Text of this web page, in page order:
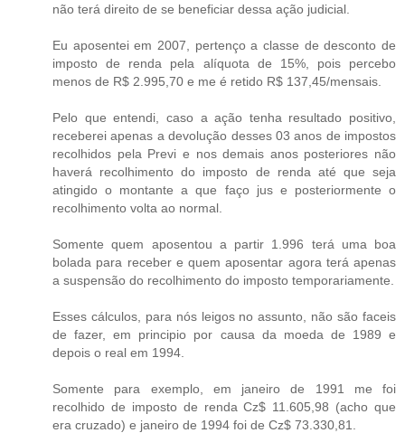
não terá direito de se beneficiar dessa ação judicial.
Eu aposentei em 2007, pertenço a classe de desconto de
imposto de renda pela alíquota de 15%, pois percebo
menos de R$ 2.995,70 e me é retido R$ 137,45/mensais.
Pelo que entendi, caso a ação tenha resultado positivo,
receberei apenas a devolução desses 03 anos de impostos
recolhidos pela Previ e nos demais anos posteriores não
haverá recolhimento do imposto de renda até que seja
atingido o montante a que faço jus e posteriormente o
recolhimento volta ao normal.
Somente quem aposentou a partir 1.996 terá uma boa
bolada para receber e quem aposentar agora terá apenas
a suspensão do recolhimento do imposto temporariamente.
Esses cálculos, para nós leigos no assunto, não são faceis
de fazer, em principio por causa da moeda de 1989 e
depois o real em 1994.
Somente para exemplo, em janeiro de 1991 me foi
recolhido de imposto de renda Cz$ 11.605,98 (acho que
era cruzado) e janeiro de 1994 foi de Cz$ 73.330,81.